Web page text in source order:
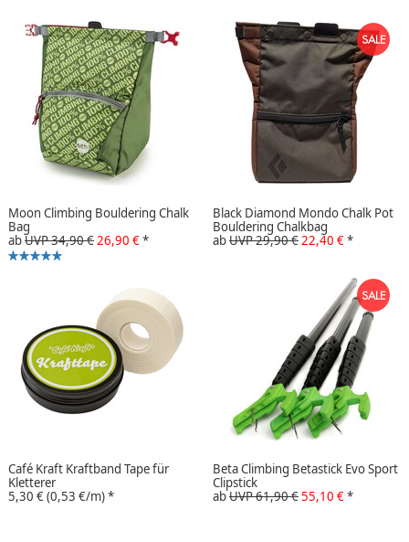
Moon Climbing Bouldering Chalk
Bag
abUVP 34,90 €26,90 €*
Black Diamond Mondo Chalk Pot
Bouldering Chalkbag
abUVP 29,90 €22,40 €*
Café Kraft Kraftband Tape für
Kletterer
5,30 €(0,53 €/m)*
Beta Climbing Betastick Evo Sport
Clipstick
abUVP 61,90 €55,10 €*